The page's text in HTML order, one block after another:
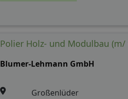
Polier Holz- und Modulbau
Blumer-Lehmann GmbH
Großenlüder